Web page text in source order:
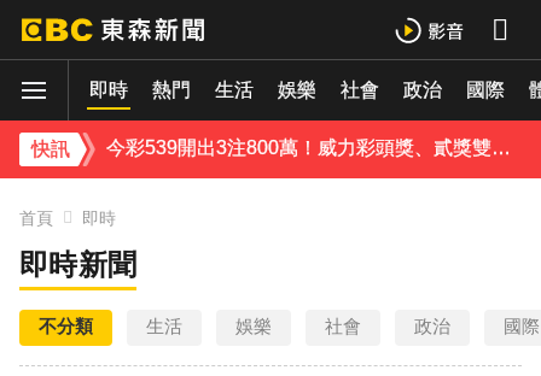
颱風 即時 熱門 生活 娛樂 社會 政治 國際
快訊
下載東森App，隨時掌握天下大小事！
今彩539開出3注800萬！威力彩頭獎、貳獎雙雙槓龜
首頁 即時
即時新聞
不分類 生活 娛樂 社會 政治 國際